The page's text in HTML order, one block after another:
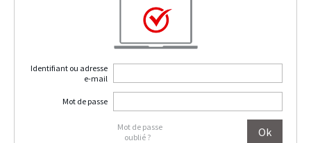
Identifiant ou adresse
e-mail
Mot de passe
Mot de passe
oublié ?